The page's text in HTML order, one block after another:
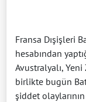
Fransa Dışişleri
hesabından
Avustralyalı,
birlikte bugün
şiddet